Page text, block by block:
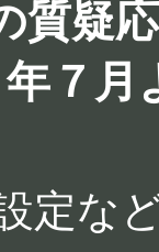
質疑
年７
定な